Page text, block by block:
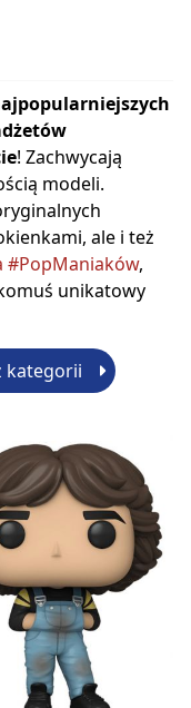
! Zachwycają
modeli.
ale i też
#PopManiaków,
unikatowy
kategorii